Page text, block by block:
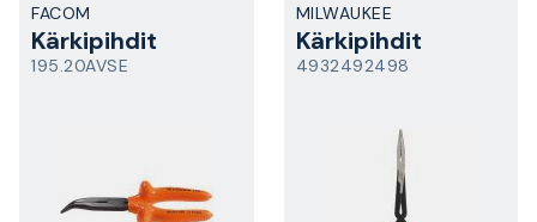
FACOM
Kärkipihdit
195.20AVSE
MILWAUKEE
Kärkipihdit
4932492498